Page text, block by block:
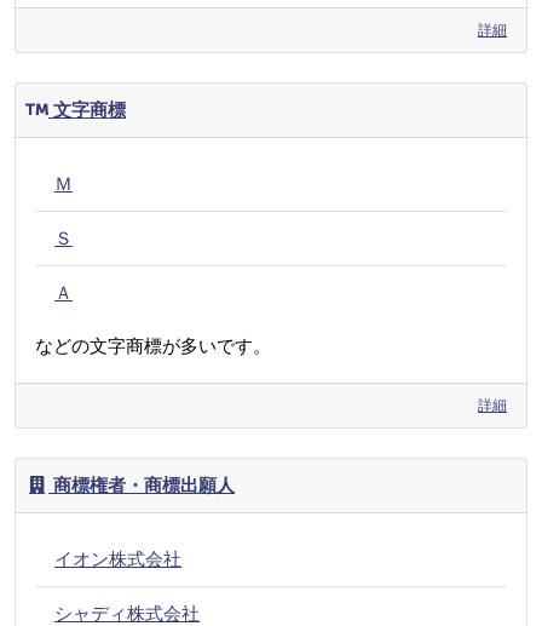
詳細
文字商標
Ｍ
Ｓ
Ａ
などの文字商標が多いです。
詳細
商標権者・商標出願人
イオン株式会社
シャディ株式会社